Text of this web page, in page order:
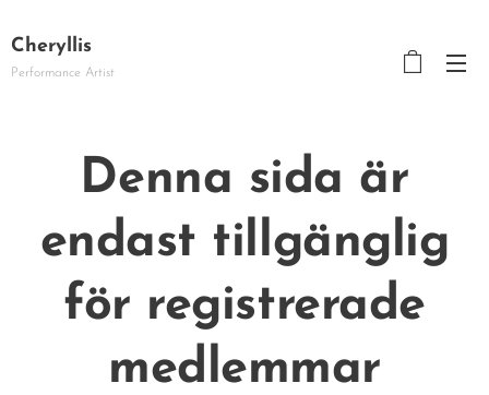
Cheryllis
Performance Artist
Denna sida är
endast tillgänglig
för registrerade
medlemmar